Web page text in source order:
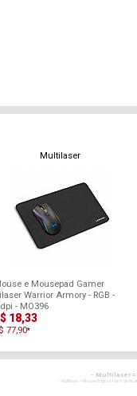
Multilaser
e Mousepad Gamer
Warrior Armory - RGB -
- MO396
18,33
77,90*
- Multilaser
- - Multilaser = Mouse Ergonômico